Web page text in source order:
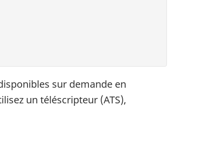
sur demande en
un téléscripteur (ATS),